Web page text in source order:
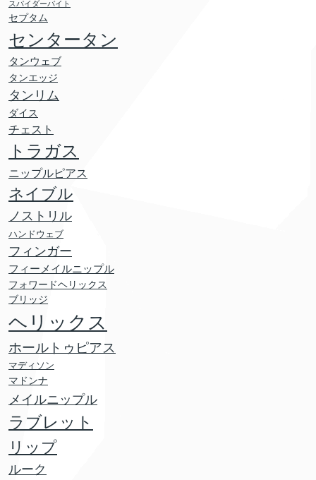
スパイダーバイト
セプタム
センタータン
タンウェブ
タンエッジ
タンリム
ダイス
チェスト
トラガス
ニップルピアス
ネイブル
ノストリル
ハンドウェブ
フィンガー
フィーメイルニップル
フォワードヘリックス
ブリッジ
ヘリックス
ホールトゥピアス
マディソン
マドンナ
メイルニップル
ラブレット
リップ
ルーク